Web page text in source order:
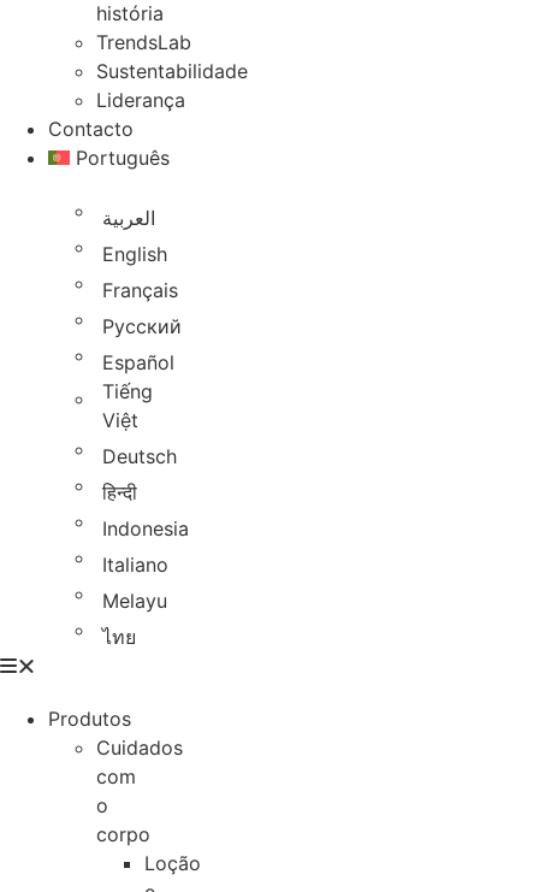
história
TrendsLab
Sustentabilidade
Liderança
Contacto
Português
العربية
English
Français
Русский
Español
Tiếng
Việt
Deutsch
हिन्दी
Indonesia
Italiano
Melayu
ไทย
Produtos
Cuidados
com
o
corpo
Loção